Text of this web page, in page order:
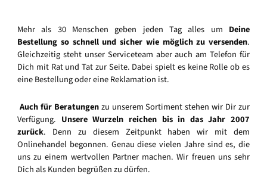
Mehr als 30 Menschen geben jeden Tag alles um Deine
Bestellung so schnell und sicher wie möglich zu versenden.
Gleichzeitig steht unser Serviceteam aber auch am Telefon für
Dich mit Rat und Tat zur Seite. Dabei spielt es keine Rolle ob es
eine Bestellung oder eine Reklamation ist.
Auch für Beratungenzu unserem Sortiment stehen wir Dir zur
Verfügung. Unsere Wurzeln reichen bis in das Jahr 2007
zurück. Denn zu diesem Zeitpunkt haben wir mit dem
Onlinehandel begonnen. Genau diese vielen Jahre sind es, die
uns zu einem wertvollen Partner machen. Wir freuen uns sehr
Dich als Kunden begrüßen zu dürfen.